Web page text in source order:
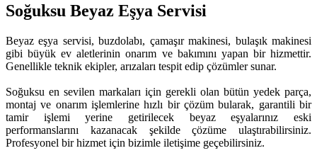
Soğuksu Beyaz Eşya Servisi
Beyaz eşya servisi, buzdolabı, çamaşır makinesi, bulaşık makinesi
gibi büyük ev aletlerinin onarım ve bakımını yapan bir hizmettir.
Genellikle teknik ekipler, arızaları tespit edip çözümler sunar.
Soğuksu en sevilen markaları için gerekli olan bütün yedek parça,
montaj ve onarım işlemlerine hızlı bir çözüm bularak, garantili bir
tamir işlemi yerine getirilecek beyaz eşyalarınız eski
performanslarını kazanacak şekilde çözüme ulaştırabilirsiniz.
Profesyonel bir hizmet için bizimle iletişime geçebilirsiniz.